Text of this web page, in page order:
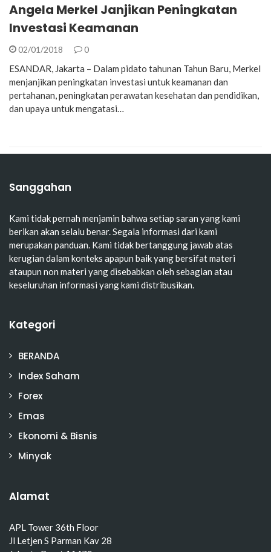
Angela Merkel Janjikan Peningkatan
Investasi Keamanan
02/01/2018 0
ESANDAR, Jakarta – Dalam pidato tahunan Tahun Baru, Merkel
menjanjikan peningkatan investasi untuk keamanan dan
pertahanan, peningkatan perawatan kesehatan dan pendidikan,
dan upaya untuk mengatasi…
Sanggahan
Kami tidak pernah menjamin bahwa setiap saran yang kami
berikan akan selalu benar. Segala informasi dari kami
merupakan panduan. Kami tidak bertanggung jawab atas
kerugian dalam konteks apapun baik yang bersifat materi
ataupun non materi yang disebabkan oleh sebagian atau
keseluruhan informasi yang kami distribusikan.
Kategori
BERANDA
Index Saham
Forex
Emas
Ekonomi & Bisnis
Minyak
Alamat
APL Tower 36th Floor
Jl Letjen S Parman Kav 28